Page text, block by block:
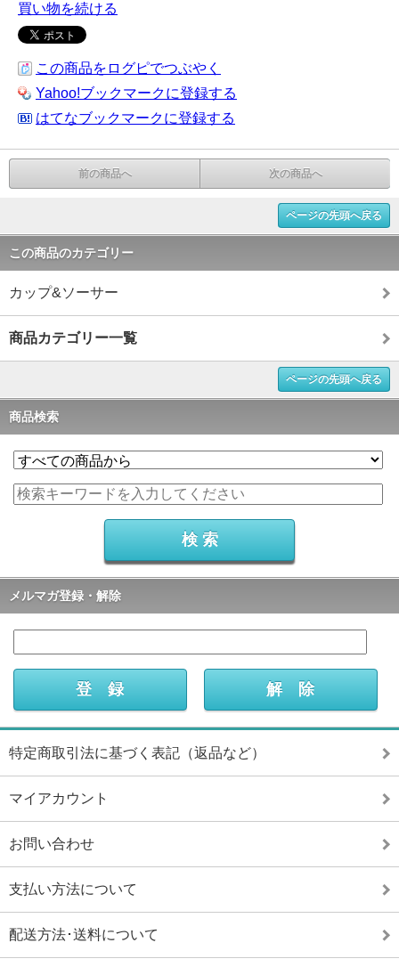
買い物を続ける
この商品をログピでつぶやく
Yahoo!ブックマークに登録する
はてなブックマークに登録する
前の商品へ 次の商品へ
ページの先頭へ戻る
この商品のカテゴリー
カップ&ソーサー
商品カテゴリー一覧
ページの先頭へ戻る
商品検索
メルマガ登録・解除
特定商取引法に基づく表記（返品など）
マイアカウント
お問い合わせ
支払い方法について
配送方法･送料について